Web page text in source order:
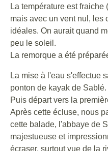
La température est fraiche
mais avec un vent nul, les
idéales. On aurait quand
peu le soleil.
La remorque a été
La mise à l'eau s'effectue
ponton de kayak de Sablé.
Puis départ vers la
Après cette écluse, nous
cette balade, l'abbaye de
majestueuse et
écraser, surtout vue de la